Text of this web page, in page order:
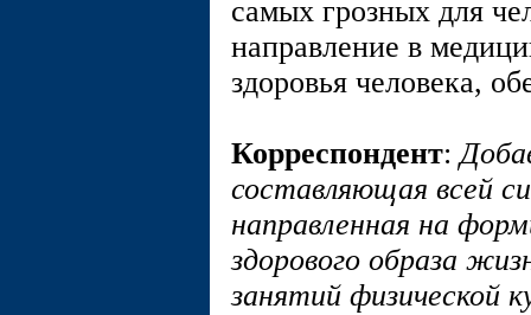
самых грозных для
направление в
здоровья человека,
Корреспондент:
составляющая всей
направленная на
здорового образа
занятий физической